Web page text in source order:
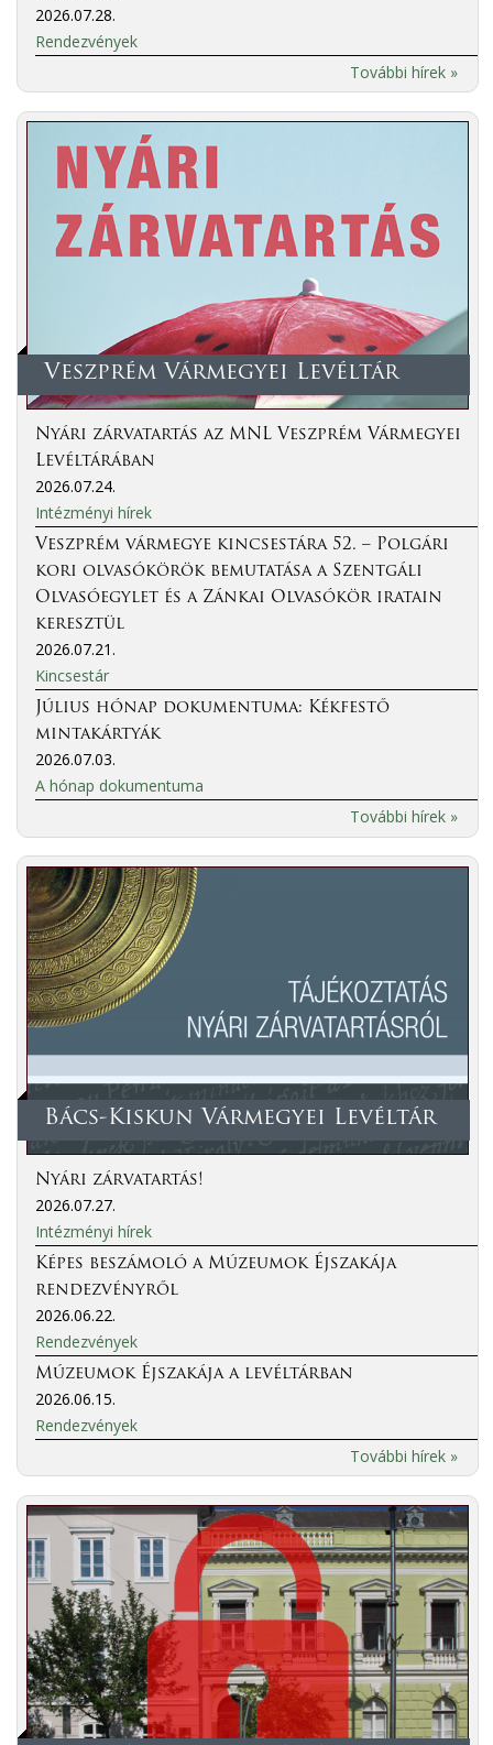
2026.07.28.
Rendezvények
További hírek »
Veszprém Vármegyei Levéltár
Nyári zárvatartás az MNL Veszprém Vármegyei
Levéltárában
2026.07.24.
Intézményi hírek
Veszprém vármegye kincsestára 52. – Polgári
kori olvasókörök bemutatása a Szentgáli
Olvasóegylet és a Zánkai Olvasókör iratain
keresztül
2026.07.21.
Kincsestár
Július hónap dokumentuma: Kékfestő
mintakártyák
2026.07.03.
A hónap dokumentuma
További hírek »
Bács-Kiskun Vármegyei Levéltár
Nyári zárvatartás!
2026.07.27.
Intézményi hírek
Képes beszámoló a Múzeumok Éjszakája
rendezvényről
2026.06.22.
Rendezvények
Múzeumok Éjszakája a levéltárban
2026.06.15.
Rendezvények
További hírek »